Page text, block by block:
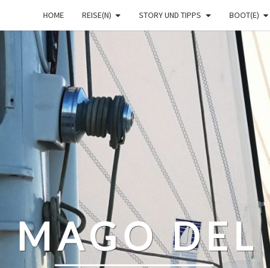
HOME REISE(N) STORY UND TIPPS BOOT(E)
MAGO DEL